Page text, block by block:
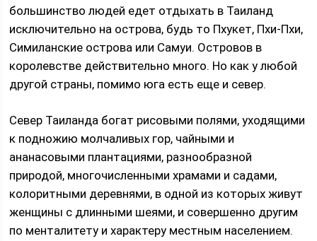
большинство людей едет отдыхать в Таиланд
исключительно на острова, будь то Пхукет, Пхи-Пхи,
Симиланские острова или Самуи. Островов в
королевстве действительно много. Но как у любой
другой страны, помимо юга есть еще и север.
Север Таиланда богат рисовыми полями, уходящими
к подножию молчаливых гор, чайными и
ананасовыми плантациями, разнообразной
природой, многочисленными храмами и садами,
колоритными деревнями, в одной из которых живут
женщины с длинными шеями, и совершенно другим
по менталитету и характеру местным населением.